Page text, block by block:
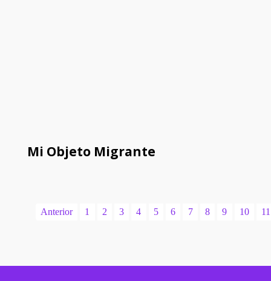
Mi Objeto Migrante
Anterior 1 2 3 4 5 6 7 8 9 10 11